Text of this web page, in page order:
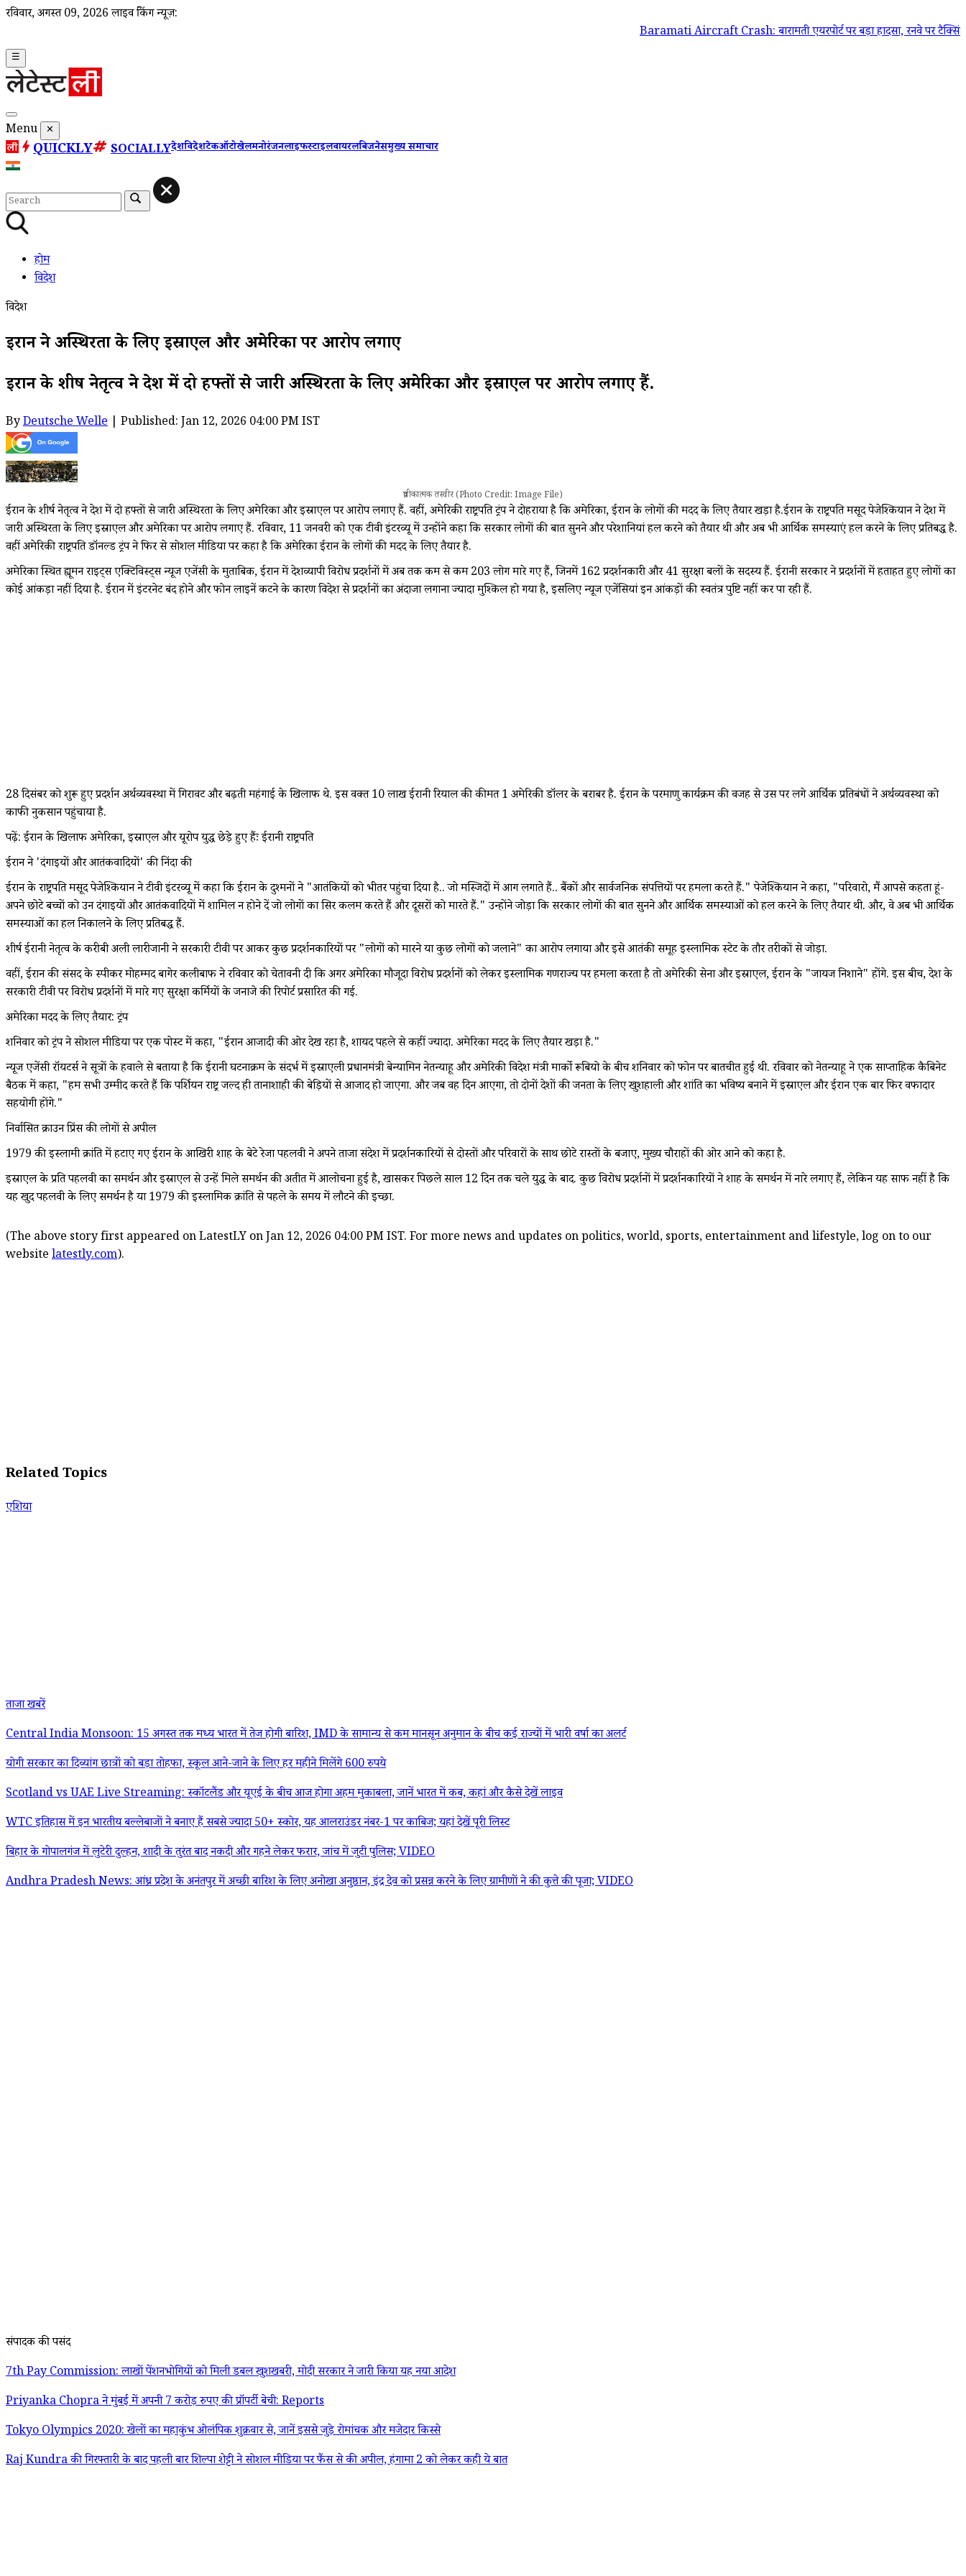
रविवार, अगस्त 09, 2026 लाइव ब्रेकिंग न्यूज़:
Baramati Aircraft Crash: बारामती एयरपोर्ट पर बड़ा हादसा, रनवे पर टैक्सिंग के
☰
Menu ✕
QUICKLY SOCIALLYदेशविदेशटेकऑटोखेलमनोरंजनलाइफस्टाइलवायरलबिजनेसमुख्य समाचार
होम
विदेश
विदेश
ईरान ने अस्थिरता के लिए इस्राएल और अमेरिका पर आरोप लगाए
ईरान के शीर्ष नेतृत्व ने देश में दो हफ्तों से जारी अस्थिरता के लिए अमेरिका और इस्राएल पर आरोप लगाए हैं.
ByDeutsche Welle | Published: Jan 12, 2026 04:00 PM IST
प्रतीकात्मक तस्वीर (Photo Credit: Image File)
ईरान के शीर्ष नेतृत्व ने देश में दो हफ्तों से जारी अस्थिरता के लिए अमेरिका और इस्राएल पर आरोप लगाए हैं. वहीं, अमेरिकी राष्ट्रपति ट्रंप ने दोहराया है कि अमेरिका, ईरान के लोगों की मदद के लिए तैयार खड़ा है.ईरान के राष्ट्रपति मसूद पेजेश्कियान ने देश में
जारी अस्थिरता के लिए इस्राएल और अमेरिका पर आरोप लगाए हैं. रविवार, 11 जनवरी को एक टीवी इंटरव्यू में उन्होंने कहा कि सरकार लोगों की बात सुनने और परेशानियां हल करने को तैयार थी और अब भी आर्थिक समस्याएं हल करने के लिए प्रतिबद्ध है.
वहीं अमेरिकी राष्ट्रपति डॉनल्ड ट्रंप ने फिर से सोशल मीडिया पर कहा है कि अमेरिका ईरान के लोगों की मदद के लिए तैयार है.
अमेरिका स्थित ह्यूमन राइट्स एक्टिविस्ट्स न्यूज एजेंसी के मुताबिक, ईरान में देशव्यापी विरोध प्रदर्शनों में अब तक कम से कम 203 लोग मारे गए हैं, जिनमें 162 प्रदर्शनकारी और 41 सुरक्षा बलों के सदस्य हैं. ईरानी सरकार ने प्रदर्शनों में हताहत हुए लोगों का
कोई आंकड़ा नहीं दिया है. ईरान में इंटरनेट बंद होने और फोन लाइनें कटने के कारण विदेश से प्रदर्शनों का अंदाजा लगाना ज्यादा मुश्किल हो गया है, इसलिए न्यूज एजेंसियां इन आंकड़ों की स्वतंत्र पुष्टि नहीं कर पा रही हैं.
28 दिसंबर को शुरू हुए प्रदर्शन अर्थव्यवस्था में गिरावट और बढ़ती महंगाई के खिलाफ थे. इस वक्त 10 लाख ईरानी रियाल की कीमत 1 अमेरिकी डॉलर के बराबर है. ईरान के परमाणु कार्यक्रम की वजह से उस पर लगे आर्थिक प्रतिबंधों ने अर्थव्यवस्था को
काफी नुकसान पहुंचाया है.
पढ़ें: ईरान के खिलाफ अमेरिका, इस्राएल और यूरोप युद्ध छेड़े हुए हैंः ईरानी राष्ट्रपति
ईरान ने 'दंगाइयों और आतंकवादियों' की निंदा की
ईरान के राष्ट्रपति मसूद पेजेश्कियान ने टीवी इंटरव्यू में कहा कि ईरान के दुश्मनों ने "आतंकियों को भीतर पहुंचा दिया है.. जो मस्जिदों में आग लगाते हैं.. बैंकों और सार्वजनिक संपत्तियों पर हमला करते हैं." पेजेश्कियान ने कहा, "परिवारो, मैं आपसे कहता हूं-
अपने छोटे बच्चों को उन दंगाइयों और आतंकवादियों में शामिल न होने दें जो लोगों का सिर कलम करते हैं और दूसरों को मारते हैं." उन्होंने जोड़ा कि सरकार लोगों की बात सुनने और आर्थिक समस्याओं को हल करने के लिए तैयार थी. और, वे अब भी आर्थिक
समस्याओं का हल निकालने के लिए प्रतिबद्ध हैं.
शीर्ष ईरानी नेतृत्व के करीबी अली लारीजानी ने सरकारी टीवी पर आकर कुछ प्रदर्शनकारियों पर "लोगों को मारने या कुछ लोगों को जलाने" का आरोप लगाया और इसे आतंकी समूह इस्लामिक स्टेट के तौर तरीकों से जोड़ा.
वहीं, ईरान की संसद के स्पीकर मोहम्मद बागेर कलीबाफ ने रविवार को चेतावनी दी कि अगर अमेरिका मौजूदा विरोध प्रदर्शनों को लेकर इस्लामिक गणराज्य पर हमला करता है तो अमेरिकी सेना और इस्राएल, ईरान के "जायज निशाने" होंगे. इस बीच, देश के
सरकारी टीवी पर विरोध प्रदर्शनों में मारे गए सुरक्षा कर्मियों के जनाजे की रिपोर्ट प्रसारित की गई.
अमेरिका मदद के लिए तैयार: ट्रंप
शनिवार को ट्रंप ने सोशल मीडिया पर एक पोस्ट में कहा, "ईरान आजादी की ओर देख रहा है, शायद पहले से कहीं ज्यादा. अमेरिका मदद के लिए तैयार खड़ा है."
न्यूज एजेंसी रॉयटर्स ने सूत्रों के हवाले से बताया है कि ईरानी घटनाक्रम के संदर्भ में इस्राएली प्रधानमंत्री बेन्यामिन नेतन्याहू और अमेरिकी विदेश मंत्री मार्को रूबियो के बीच शनिवार को फोन पर बातचीत हुई थी. रविवार को नेतन्याहू ने एक साप्ताहिक कैबिनेट
बैठक में कहा, "हम सभी उम्मीद करते हैं कि पर्शियन राष्ट्र जल्द ही तानाशाही की बेड़ियों से आजाद हो जाएगा. और जब वह दिन आएगा, तो दोनों देशों की जनता के लिए खुशहाली और शांति का भविष्य बनाने में इस्राएल और ईरान एक बार फिर वफादार
सहयोगी होंगे."
निर्वासित क्राउन प्रिंस की लोगों से अपील
1979 की इस्लामी क्रांति में हटाए गए ईरान के आखिरी शाह के बेटे रेजा पहलवी ने अपने ताजा संदेश में प्रदर्शनकारियों से दोस्तों और परिवारों के साथ छोटे रास्तों के बजाए, मुख्य चौराहों की ओर आने को कहा है.
इस्राएल के प्रति पहलवी का समर्थन और इस्राएल से उन्हें मिले समर्थन की अतीत में आलोचना हुई है, खासकर पिछले साल 12 दिन तक चले युद्ध के बाद. कुछ विरोध प्रदर्शनों में प्रदर्शनकारियों ने शाह के समर्थन में नारे लगाए हैं, लेकिन यह साफ नहीं है कि
यह खुद पहलवी के लिए समर्थन है या 1979 की इस्लामिक क्रांति से पहले के समय में लौटने की इच्छा.
(The above story first appeared on LatestLY on Jan 12, 2026 04:00 PM IST. For more news and updates on politics, world, sports, entertainment and lifestyle, log on to our
website latestly.com).
Related Topics
एशिया
ताजा खबरें
Central India Monsoon: 15 अगस्त तक मध्य भारत में तेज होगी बारिश, IMD के सामान्य से कम मानसून अनुमान के बीच कई राज्यों में भारी वर्षा का अलर्ट
योगी सरकार का दिव्यांग छात्रों को बड़ा तोहफा, स्कूल आने-जाने के लिए हर महीने मिलेंगे 600 रुपये
Scotland vs UAE Live Streaming: स्कॉटलैंड और यूएई के बीच आज होगा अहम मुकाबला, जानें भारत में कब, कहां और कैसे देखें लाइव
WTC इतिहास में इन भारतीय बल्लेबाजों ने बनाए हैं सबसे ज्यादा 50+ स्कोर, यह आलराउंडर नंबर-1 पर काबिज; यहां देखें पूरी लिस्ट
बिहार के गोपालगंज में लुटेरी दुल्हन, शादी के तुरंत बाद नकदी और गहने लेकर फरार, जांच में जुटी पुलिस; VIDEO
Andhra Pradesh News: आंध्र प्रदेश के अनंतपुर में अच्छी बारिश के लिए अनोखा अनुष्ठान, इंद्र देव को प्रसन्न करने के लिए ग्रामीणों ने की कुत्ते की पूजा; VIDEO
संपादक की पसंद
7th Pay Commission: लाखों पेंशनभोगियों को मिली डबल खुशखबरी, मोदी सरकार ने जारी किया यह नया आदेश
Priyanka Chopra ने मुंबई में अपनी 7 करोड़ रुपए की प्रॉपर्टी बेची: Reports
Tokyo Olympics 2020: खेलों का महाकुंभ ओलंपिक शुक्रवार से, जानें इससे जुड़े रोमांचक और मजेदार किस्से
Raj Kundra की गिरफ्तारी के बाद पहली बार शिल्पा शेट्टी ने सोशल मीडिया पर फैंस से की अपील, हंगामा 2 को लेकर कही ये बात